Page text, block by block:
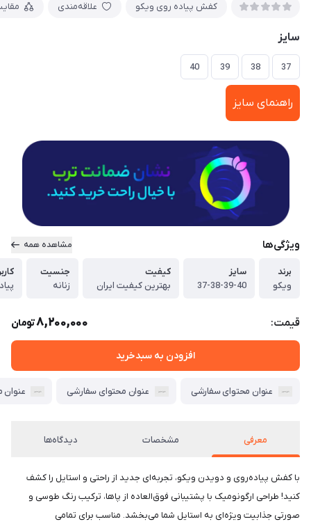
کفش پیاده روی ویکو علاقه‌مندی
سایز
37
38
39
40
راهنمای سایز
ویژگی‌ها مشاهده همه
برند
ویکو
سایز
37-38-39-40
کیفیت
بهترین کیفیت ایران
جنسیت
زنانه
قیمت: 8,200,000تومان
افزودن به سبدخرید
عنوان محتوای سفارشی عنوان محتوای سفارشی عنوان
معرفی مشخصات دیدگاه‌ها
با کفش پیاده‌روی و دویدن ویکو، تجربه‌ای جدید از راحتی و استایل را کشف
کنید! طراحی ارگونومیک با پشتیبانی فوق‌العاده از پاها، ترکیب رنگ طوسی و
صورتی جذابیت ویژه‌ای به استایل شما می‌بخشد. مناسب برای تمامی